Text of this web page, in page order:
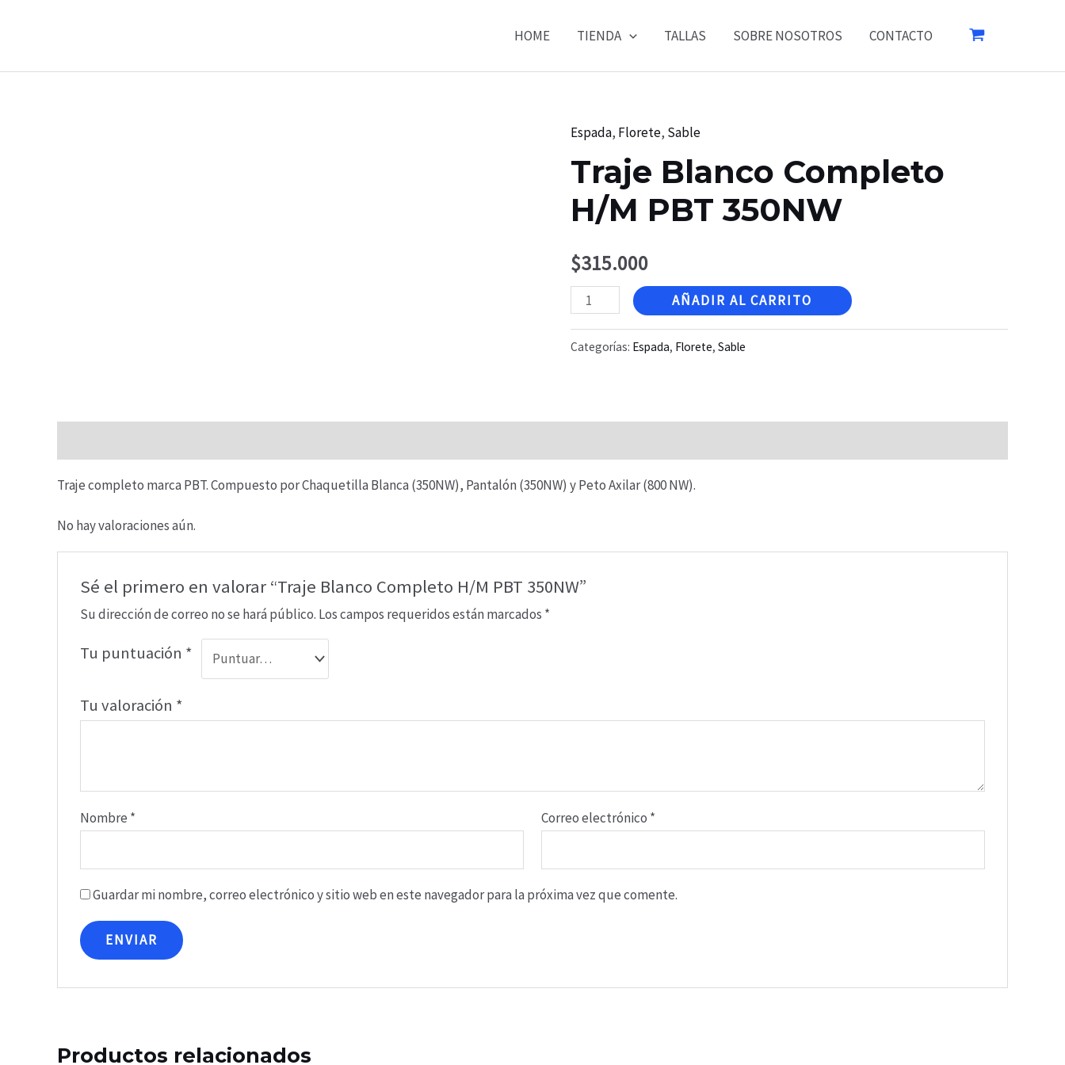
HOME TIENDA TALLAS SOBRE NOSOTROS CONTACTO
Espada, Florete, Sable
Traje Blanco Completo
H/M PBT 350NW
$315.000
Traje
Completo
350NW
AÑADIR AL CARRITO
Categorías: Espada, Florete, Sable
Traje completo marca PBT. Compuesto por Chaquetilla Blanca (350NW), Pantalón (350NW) y Peto Axilar (800 NW).
No hay valoraciones aún.
Sé el primero en valorar “Traje Blanco Completo H/M PBT 350NW”
Su dirección de correo no se hará público. Los campos requeridos están marcados *
Tu puntuación *
Tu valoración *
Nombre * Correo electrónico *
Guardar mi nombre, correo electrónico y sitio web en este navegador para la próxima vez que comente.
Productos relacionados